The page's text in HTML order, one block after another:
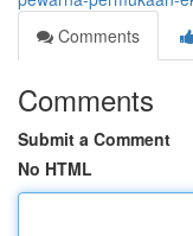
Comments
Comments
Submit a Comment
No HTML